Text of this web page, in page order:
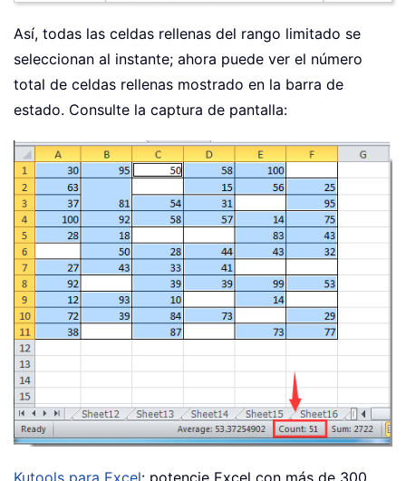
Así, todas las celdas rellenas del rango limitado se
seleccionan al instante; ahora puede ver el número
total de celdas rellenas mostrado en la barra de
estado. Consulte la captura de pantalla:
Kutools para Excel: potencie Excel con más de 300